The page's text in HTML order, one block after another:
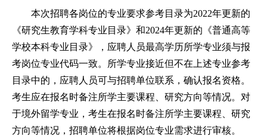
本次招聘各岗位的专业要求参考目录为2022年更新的
《研究生教育学科专业目录》和2024年更新的《普通高等
学校本科专业目录》，应聘人员最高学历所学专业须与报
考岗位专业代码一致。所学专业接近但不在上述专业参考
目录中的，应聘人员可与招聘单位联系，确认报名资格。
考生应在报名时备注所学主要课程、研究方向等情况。对
于境外留学专业，考生在报名时备注所学主要课程、研究
方向等情况，招聘单位将根据岗位专业需求进行审核。